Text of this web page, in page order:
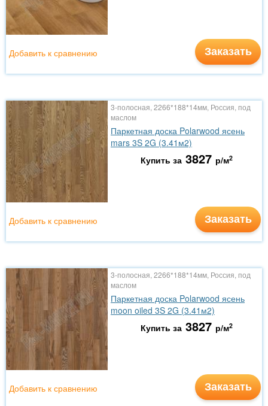
Заказать
Добавить к сравнению
3-полосная, 2266*188*14мм, Россия, под
маслом
Паркетная доска Polarwood ясень
mars 3S 2G (3.41м2)
Купить за 3827 р/м2
Заказать
Добавить к сравнению
3-полосная, 2266*188*14мм, Россия, под
маслом
Паркетная доска Polarwood ясень
moon oiled 3S 2G (3.41м2)
Купить за 3827 р/м2
Заказать
Добавить к сравнению